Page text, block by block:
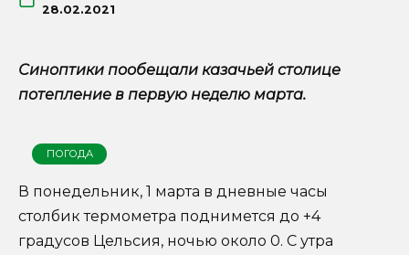
28.02.2021
Синоптики пообещали казачьей столице
потепление в первую неделю марта.
ПОГОДА
В понедельник, 1 марта в дневные часы
столбик термометра поднимется до +4
градусов Цельсия, ночью около 0. С утра